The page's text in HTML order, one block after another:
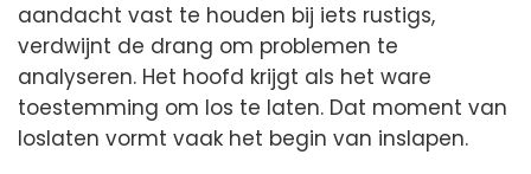
aandacht vast te houden bij iets rustigs,
verdwijnt de drang om problemen te
analyseren. Het hoofd krijgt als het ware
toestemming om los te laten. Dat moment van
loslaten vormt vaak het begin van inslapen.